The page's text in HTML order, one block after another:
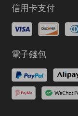
信用卡支付
電子錢包